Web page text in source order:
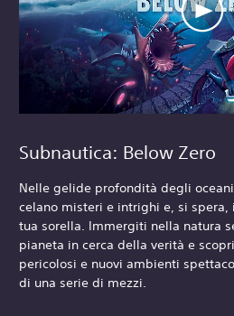
Subnautica: Below Zero
Nelle gelide profondità degli
celano misteri e intrighi e, si
tua sorella. Immergiti nella natura
pianeta in cerca della verità e
pericolosi e nuovi ambienti
di una serie di mezzi.